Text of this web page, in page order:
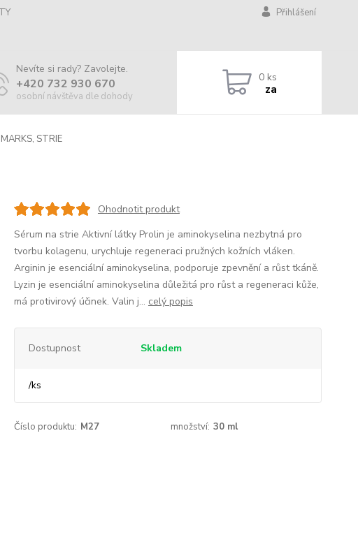
Přihlášení
Nevíte si rady? Zavolejte.
+420 732 930 670
osobní návštěva dle dohody
0 ks
za
STRIE
Ohodnotit produkt
Sérum na strie Aktivní látky Prolin je aminokyselina nezbytná pro
tvorbu kolagenu, urychluje regeneraci pružných kožních vláken.
Arginin je esenciální aminokyselina, podporuje zpevnění a růst tkáně.
Lyzin je esenciální aminokyselina důležitá pro růst a regeneraci kůže,
má protivirový účinek. Valin j... celý popis
Dostupnost Skladem
/ks
Číslo produktu: M27 množství: 30 ml